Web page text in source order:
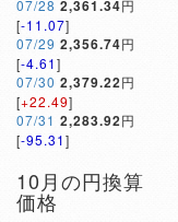
07/28 2,361.34円
[-11.07]
07/29 2,356.74円
[-4.61]
07/30 2,379.22円
[+22.49]
07/31 2,283.92円
[-95.31]
10月の円換算
価格